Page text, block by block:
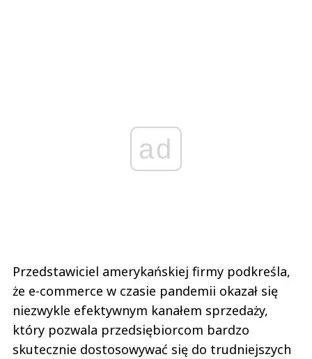
ad
Przedstawiciel amerykańskiej firmy podkreśla,
że e-commerce w czasie pandemii okazał się
niezwykle efektywnym kanałem sprzedaży,
który pozwala przedsiębiorcom bardzo
skutecznie dostosowywać się do trudniejszych